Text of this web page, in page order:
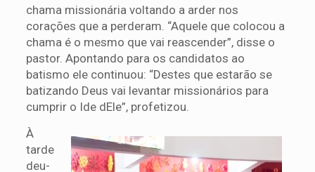
chama missionária voltando a arder nos
corações que a perderam. “Aquele que colocou a
chama é o mesmo que vai reascender”, disse o
pastor. Apontando para os candidatos ao
batismo ele continuou: “Destes que estarão se
batizando Deus vai levantar missionários para
cumprir o Ide dEle”, profetizou.
À
tarde
deu-